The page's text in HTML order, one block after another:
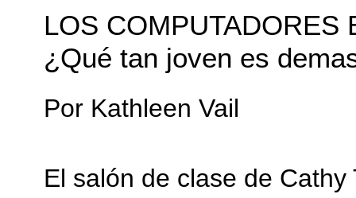
LOS COMPUTADORES
¿Qué tan joven es
Por Kathleen Vail
El salón de clase de